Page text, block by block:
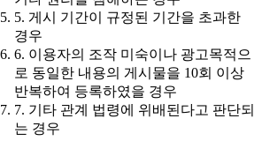
5. 게시 기간이 규정된 기간을 초과한
경우
6. 이용자의 조작 미숙이나 광고목적으
로 동일한 내용의 게시물을 10회 이상
반복하여 등록하였을 경우
7. 기타 관계 법령에 위배된다고 판단되
는 경우